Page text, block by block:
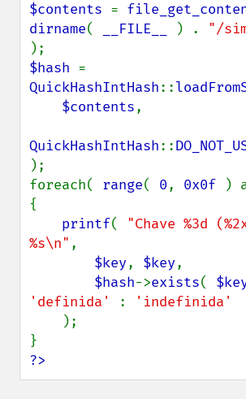
$contents =
dirname( __FILE__ ) .
$hash
QuickHashIntHash::
$contents,
QuickHashIntHash::
);
foreach( range( 0, 0x0f )
{
printf( "Chave %3d
%s\n" ,
$key, $key,
$hash->exists(
'definida'
:
'indefinida'
);
?>